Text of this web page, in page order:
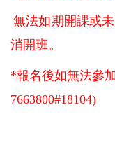
無法如期開課或
消開班。
*報名後如無法參
7663800#18104)